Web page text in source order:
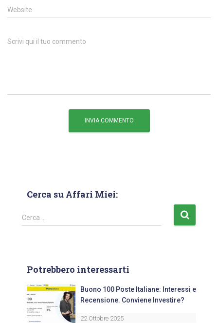
Website
Scrivi qui il tuo commento
Cerca su Affari Miei:
Cerca …
Potrebbero interessarti
Buono 100 Poste Italiane: Interessi e
Recensione. Conviene Investire?
22 Ottobre 2025